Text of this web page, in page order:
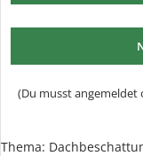
(Du musst angemeldet
Thema: